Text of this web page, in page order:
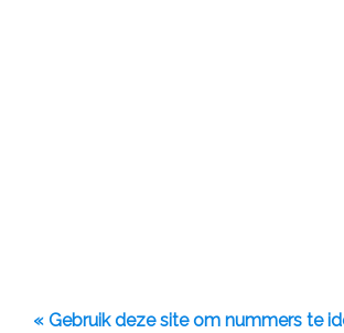
« Gebruik deze site om nummers te